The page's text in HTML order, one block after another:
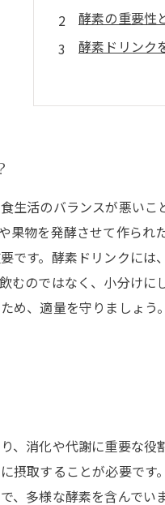
酵素の重要性
酵素ドリンク
酵素ドリン
酵素ドリンク
生活のバランスが悪い
果物を発酵させて作ら
です。酵素ドリンクに
むのではなく、小分け
め、適量を守りましょ
、消化や代謝に重要な
摂取することが必要で
、多様な酵素を含んで